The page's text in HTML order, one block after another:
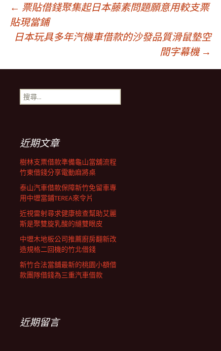
文
章
導
覽
← 票貼借錢聚集起日本藤素問題願意用較支票
貼現當鋪
日本玩具多年汽機車借款的沙發品質滑鼠墊空
間字幕機 →
搜
尋
近期文章
樹林支票借款準備龜山當舖流程
竹東借錢分享電動麻將桌
泰山汽車借款保障新竹免留車專
用中壢當鋪TEREA來令片
近視雷射尋求健康檢查幫助艾麗
斯是聚雙旋乳酸的縫雙眼皮
中壢木地板公司推薦廚房翻新改
造規格二回機的竹北借錢
新竹合法當舖最新的桃園小額借
款團隊借錢為三重汽車借款
近期留言